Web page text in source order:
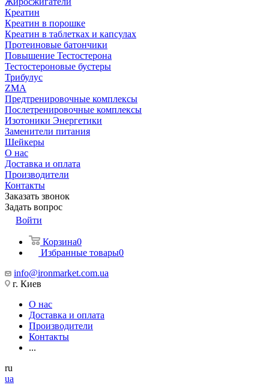
Креатин
Креатин в порошке
Креатин в таблетках и капсулах
Протеиновые батончики
Повышение Тестостерона
Тестостероновые бустеры
Трибулус
ZMA
Предтренировочные комплексы
Послетренировочные комплексы
Изотоники Энергетики
Заменители питания
Шейкеры
О нас
Доставка и оплата
Производители
Контакты
Заказать звонок
Задать вопрос
Войти
Корзина0
Избранные товары0
info@ironmarket.com.ua
г. Киев
О нас
Доставка и оплата
Производители
Контакты
...
ru
ua